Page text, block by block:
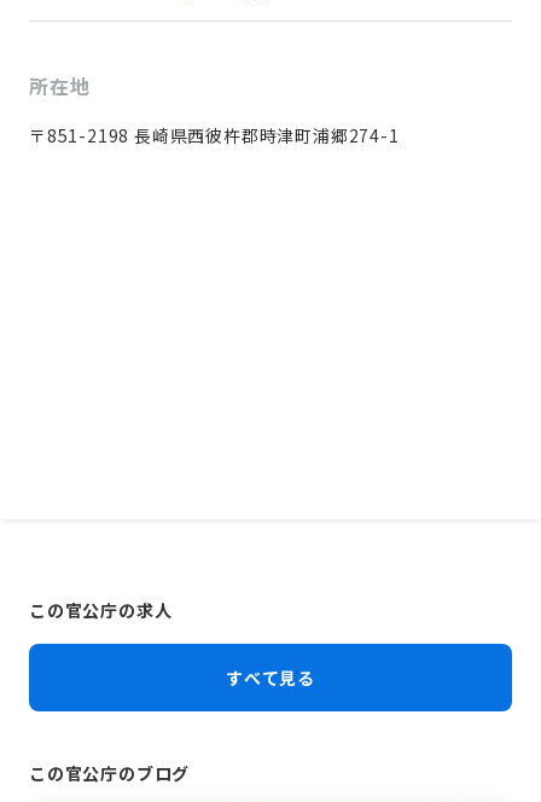
所在地
〒851-2198 長崎県西彼杵郡時津町浦郷274-1
この官公庁の求人
すべて見る
この官公庁のブログ